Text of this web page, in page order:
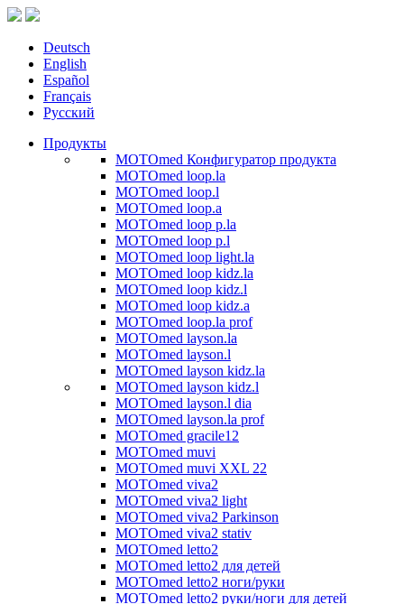
Deutsch
English
Español
Français
Русский
Продукты
MOTOmed Конфигуратор продукта
MOTOmed loop.la
MOTOmed loop.l
MOTOmed loop.a
MOTOmed loop p.la
MOTOmed loop p.l
MOTOmed loop light.la
MOTOmed loop kidz.la
MOTOmed loop kidz.l
MOTOmed loop kidz.a
MOTOmed loop.la prof
MOTOmed layson.la
MOTOmed layson.l
MOTOmed layson kidz.la
MOTOmed layson kidz.l
MOTOmed layson.l dia
MOTOmed layson.la prof
MOTOmed gracile12
MOTOmed muvi
MOTOmed muvi XXL 22
MOTOmed viva2
MOTOmed viva2 light
MOTOmed viva2 Parkinson
MOTOmed viva2 stativ
MOTOmed letto2
MOTOmed letto2 для детей
MOTOmed letto2 ноги/руки
MOTOmed letto2 руки/ноги для детей